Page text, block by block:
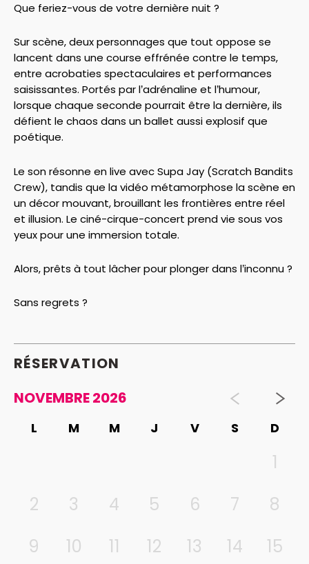
Que feriez-vous de votre dernière nuit ?
Sur scène, deux personnages que tout oppose se
lancent dans une course effrénée contre le temps,
entre acrobaties spectaculaires et performances
saisissantes. Portés par l’adrénaline et l’humour,
lorsque chaque seconde pourrait être la dernière, ils
défient le chaos dans un ballet aussi explosif que
poétique.
Le son résonne en live avec Supa Jay (Scratch Bandits
Crew), tandis que la vidéo métamorphose la scène en
un décor mouvant, brouillant les frontières entre réel
et illusion. Le ciné-cirque-concert prend vie sous vos
yeux pour une immersion totale.
Alors, prêts à tout lâcher pour plonger dans l’inconnu ?
Sans regrets ?
RÉSERVATION
NOVEMBRE 2026
L M M J V S D
1
2
3 4 5 6 7
8
9
10 11 12 13 14
15